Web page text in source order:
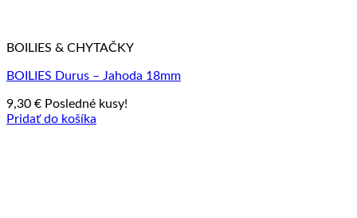
BOILIES & CHYTAČKY
BOILIES Durus – Jahoda 18mm
9,30 € Posledné kusy!
Pridať do košíka